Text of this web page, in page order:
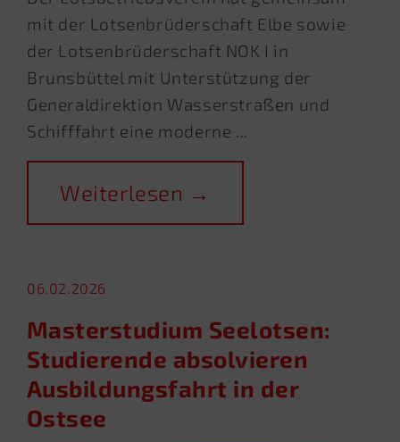
mit der Lotsenbrüderschaft Elbe sowie
der Lotsenbrüderschaft NOK I in
Brunsbüttel mit Unterstützung der
Generaldirektion Wasserstraßen und
Schifffahrt eine moderne ...
Weiterlesen →
06.02.2026
Masterstudium Seelotsen:
Studierende absolvieren
Ausbildungsfahrt in der
Ostsee